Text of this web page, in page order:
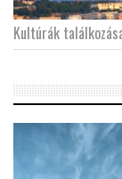
Kultúrák